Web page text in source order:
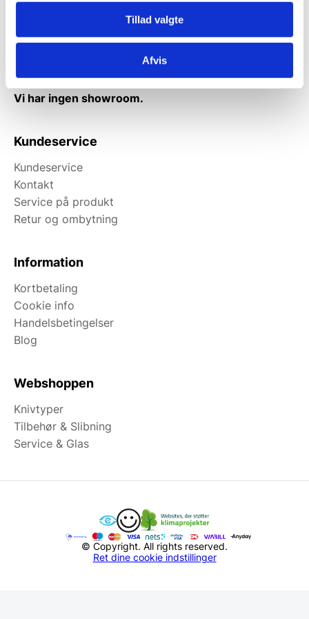
Tillad valgte
Afvis
Fredag: Telefonlukket.
Afhentning muligt
man-torsdag fra 08:00-16:00.
Fredag 08:00-13.00
Vi har ingen showroom.
Kundeservice
Kundeservice
Kontakt
Service på produkt
Retur og ombytning
Information
Kortbetaling
Cookie info
Handelsbetingelser
Blog
Webshoppen
Knivtyper
Tilbehør & Slibning
Service & Glas
© Copyright. All rights reserved.
Ret dine cookie indstillinger